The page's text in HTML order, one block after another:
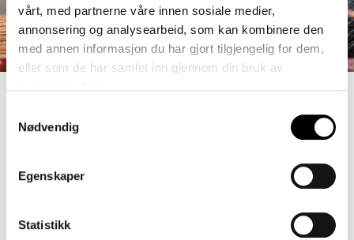
vårt, med partnerne våre innen sosiale medier,
annonsering og analysearbeid, som kan kombinere den
med annen informasjon du har gjort tilgjengelig for dem,
eller som de har samlet inn gjennom din bruk av
Nødvendig
Egenskaper
Statistikk
Redal livlige farger med naturlige, myke grå mélanger.
Valget falt på møbeltekstilet Redal. Med en
den valgte paletten.